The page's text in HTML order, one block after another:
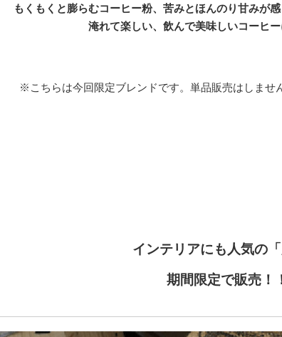
もくもくと膨らむコーヒー粉、苦みとほんのり甘みが
淹れて楽しい、飲んで美味しいコーヒー
※こちらは今回限定ブレンドです。単品販売はしませ
インテリアにも人気の「
期間限定で販売！